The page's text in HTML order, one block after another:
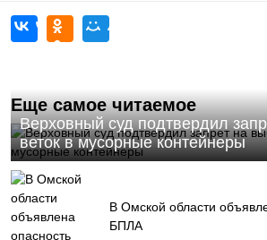
Еще самое читаемое
Верховный суд подтвердил
веток в мусорные контейнеры
В Омской области
БПЛА